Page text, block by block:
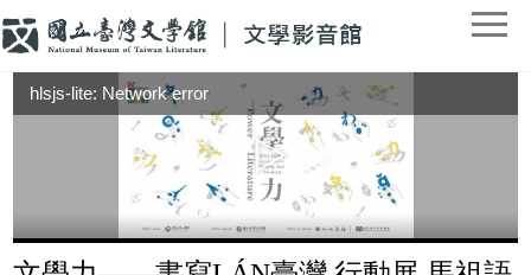
hlsjs-lite: Network error